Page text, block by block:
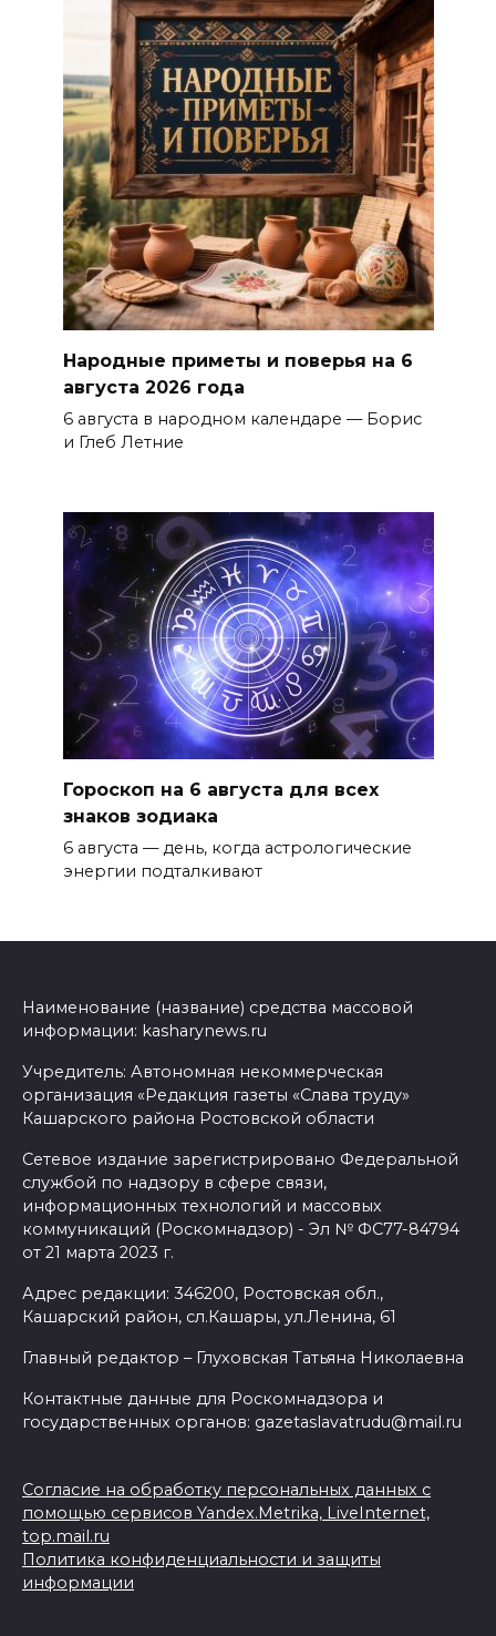
Народные приметы и поверья на 6
августа 2026 года
6 августа в народном календаре — Борис
и Глеб Летние
Гороскоп на 6 августа для всех
знаков зодиака
6 августа — день, когда астрологические
энергии подталкивают
Наименование (название) средства массовой
информации: kasharynews.ru
Учредитель: Автономная некоммерческая
организация «Редакция газеты «Слава труду»
Кашарского района Ростовской области
Сетевое издание зарегистрировано Федеральной
службой по надзору в сфере связи,
информационных технологий и массовых
коммуникаций (Роскомнадзор) - Эл № ФС77-84794
от 21 марта 2023 г.
Адрес редакции: 346200, Ростовская обл.,
Кашарский район, сл.Кашары, ул.Ленина, 61
Главный редактор – Глуховская Татьяна Николаевна
Контактные данные для Роскомнадзора и
государственных органов: gazetaslavatrudu@mail.ru
Согласие на обработку персональных данных с
помощью сервисов Yandex.Metrika, LiveInternet,
top.mail.ru
Политика конфиденциальности и защиты
информации